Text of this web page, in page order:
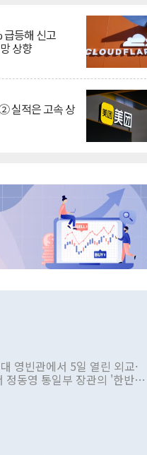
급등해 신고
상향
실적은 고속 상
영빈관에서 5일 열린 외교·
정동영 통일부 장관의 '한반도
정책으로 추진하겠다고 공
판을 내놨다. 그동안 정 장